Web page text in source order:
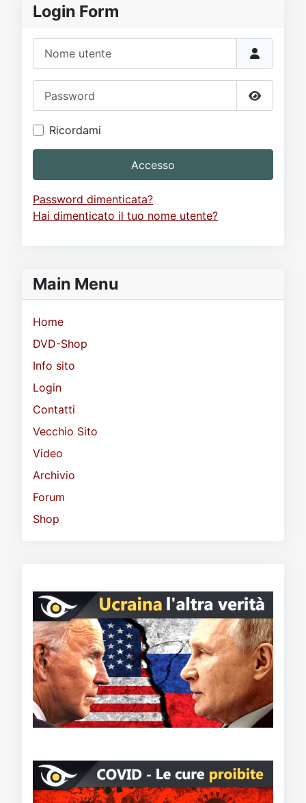
Login Form
Mostra
Ricordami
Accesso
Password dimenticata?
Hai dimenticato il tuo nome utente?
Main Menu
Home
DVD-Shop
Info sito
Login
Contatti
Vecchio Sito
Video
Archivio
Forum
Shop